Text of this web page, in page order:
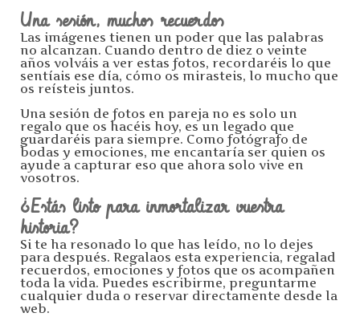
Una sesión, muchos recuerdos
Las imágenes tienen un poder que las palabras
no alcanzan. Cuando dentro de diez o veinte
años volváis a ver estas fotos, recordaréis lo que
sentíais ese día, cómo os mirasteis, lo mucho que
os reísteis juntos.
Una sesión de fotos en pareja no es solo un
regalo que os hacéis hoy, es un legado que
guardaréis para siempre. Como fotógrafo de
bodas y emociones, me encantaría ser quien os
ayude a capturar eso que ahora solo vive en
vosotros.
¿Estás listo para inmortalizar vuestra
historia?
Si te ha resonado lo que has leído, no lo dejes
para después. Regalaos esta experiencia, regalad
recuerdos, emociones y fotos que os acompañen
toda la vida. Puedes escribirme, preguntarme
cualquier duda o reservar directamente desde la
web.